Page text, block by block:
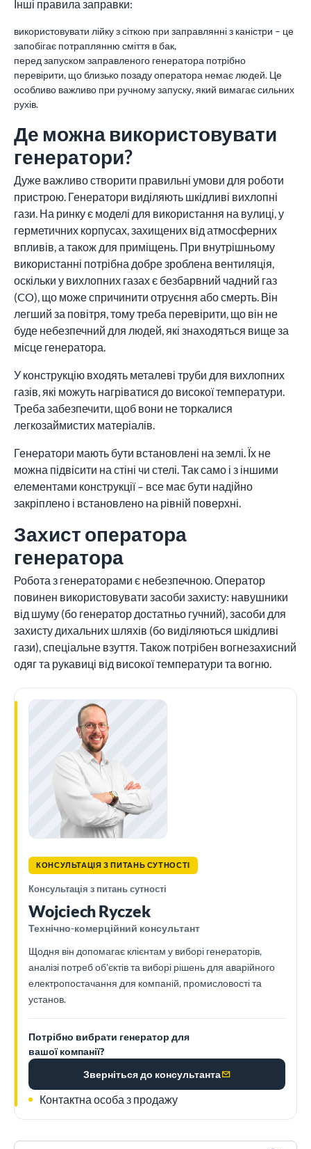
Інші правила заправки:
використовувати лійку з сіткою при заправлянні з каністри – це
запобігає потраплянню сміття в бак,
перед запуском заправленого генератора потрібно
перевірити, що близько позаду оператора немає людей. Це
особливо важливо при ручному запуску, який вимагає сильних
рухів.
Де можна використовувати
генератори?
Дуже важливо створити правильні умови для роботи
пристрою. Генератори виділяють шкідливі вихлопні
гази. На ринку є моделі для використання на вулиці, у
герметичних корпусах, захищених від атмосферних
впливів, а також для приміщень. При внутрішньому
використанні потрібна добре зроблена вентиляція,
оскільки у вихлопних газах є безбарвний чадний газ
(CO), що може спричинити отруєння або смерть. Він
легший за повітря, тому треба перевірити, що він не
буде небезпечний для людей, які знаходяться вище за
місце генератора.
У конструкцію входять металеві труби для вихлопних
газів, які можуть нагріватися до високої температури.
Треба забезпечити, щоб вони не торкалися
легкозаймистих матеріалів.
Генератори мають бути встановлені на землі. Їх не
можна підвісити на стіні чи стелі. Так само і з іншими
елементами конструкції – все має бути надійно
закріплено і встановлено на рівній поверхні.
Захист оператора
генератора
Робота з генераторами є небезпечною. Оператор
повинен використовувати засоби захисту: навушники
від шуму (бо генератор достатньо гучний), засоби для
захисту дихальних шляхів (бо виділяються шкідливі
гази), спеціальне взуття. Також потрібен вогнезахисний
одяг та рукавиці від високої температури та вогню.
КОНСУЛЬТАЦІЯ З ПИТАНЬ СУТНОСТІ
Консультація з питань сутності
Wojciech Ryczek
Технічно-комерційний консультант
Щодня він допомагає клієнтам у виборі генераторів,
аналізі потреб об'єктів та виборі рішень для аварійного
електропостачання для компаній, промисловості та
установ.
Потрібно вибрати генератор для
вашої компанії?
Зверніться до консультанта
Контактна особа з продажу